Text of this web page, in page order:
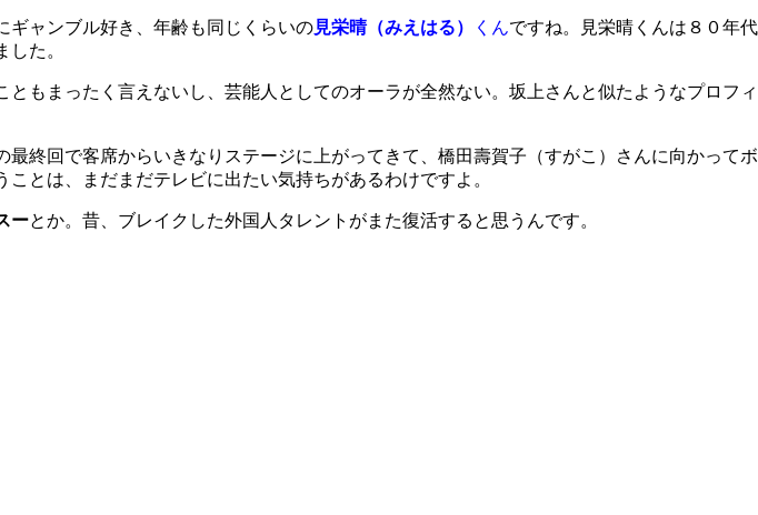
ギャンブル好き、年齢も同じくらいの見栄晴（みえはる） くんですね。見栄晴くんは８０年代
た。
もまったく言えないし、芸能人としてのオーラが全然ない。坂上さんと似たようなプロフィ
最終回で客席からいきなりステージに上がってきて、橋田壽賀子（すがこ）さんに向かってボ
とは、まだまだテレビに出たい気持ちがあるわけですよ。
ーとか。昔、ブレイクした外国人タレントがまた復活すると思うんです。